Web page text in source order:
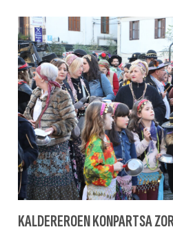
KALDEREROEN KONPARTSA